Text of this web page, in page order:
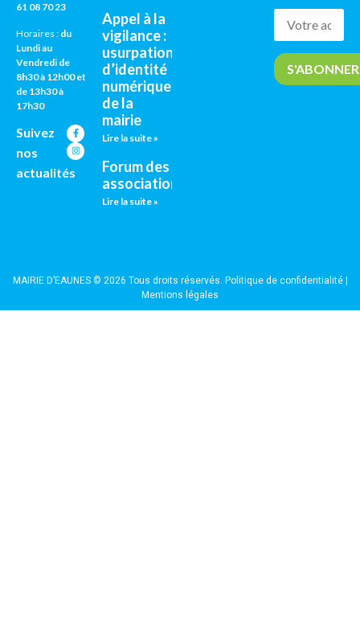
61 08 70 23
Horaires : du
Lundi au
Vendredi de
8h30 à 12h00 et
de 13h30 à
17h30
Suivez
nos
actualités
Appel à la
vigilance :
usurpation
d’identité
numérique
de la
mairie
Lire la suite »
Forum des
associations
Lire la suite »
MAIRIE D’EAUNES © 2026 Tous droits réservés. Politique de confidentialité|
Mentions légales